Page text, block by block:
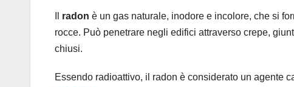
radon è un gas naturale, inodore e incolore, che si
rocce. Può penetrare negli edifici attraverso crepe,
chiusi.
Essendo radioattivo, il radon è considerato un agente